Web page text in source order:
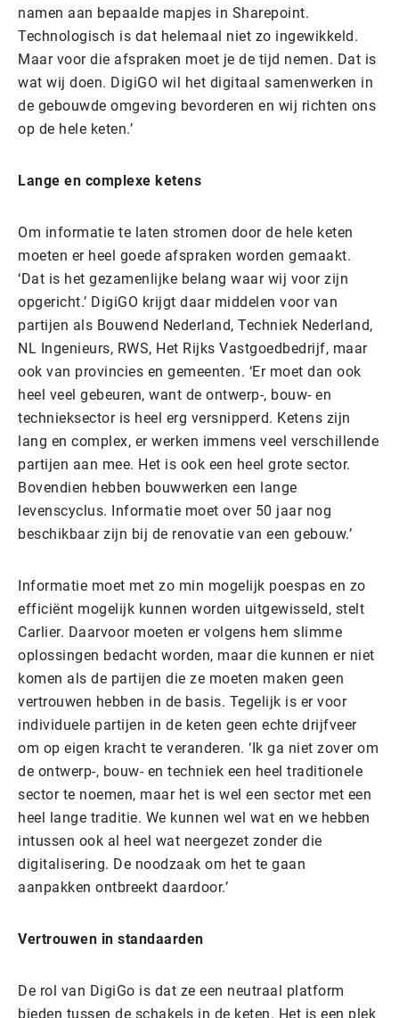
namen aan bepaalde mapjes in Sharepoint.
Technologisch is dat helemaal niet zo ingewikkeld.
Maar voor die afspraken moet je de tijd nemen. Dat is
wat wij doen. DigiGO wil het digitaal samenwerken in
de gebouwde omgeving bevorderen en wij richten ons
op de hele keten.’
Lange en complexe ketens
Om informatie te laten stromen door de hele keten
moeten er heel goede afspraken worden gemaakt.
‘Dat is het gezamenlijke belang waar wij voor zijn
opgericht.’ DigiGO krijgt daar middelen voor van
partijen als Bouwend Nederland, Techniek Nederland,
NL Ingenieurs, RWS, Het Rijks Vastgoedbedrijf, maar
ook van provincies en gemeenten. ‘Er moet dan ook
heel veel gebeuren, want de ontwerp-, bouw- en
technieksector is heel erg versnipperd. Ketens zijn
lang en complex, er werken immens veel verschillende
partijen aan mee. Het is ook een heel grote sector.
Bovendien hebben bouwwerken een lange
levenscyclus. Informatie moet over 50 jaar nog
beschikbaar zijn bij de renovatie van een gebouw.’
Informatie moet met zo min mogelijk poespas en zo
efficiënt mogelijk kunnen worden uitgewisseld, stelt
Carlier. Daarvoor moeten er volgens hem slimme
oplossingen bedacht worden, maar die kunnen er niet
komen als de partijen die ze moeten maken geen
vertrouwen hebben in de basis. Tegelijk is er voor
individuele partijen in de keten geen echte drijfveer
om op eigen kracht te veranderen. ‘Ik ga niet zover om
de ontwerp-, bouw- en techniek een heel traditionele
sector te noemen, maar het is wel een sector met een
heel lange traditie. We kunnen wel wat en we hebben
intussen ook al heel wat neergezet zonder die
digitalisering. De noodzaak om het te gaan
aanpakken ontbreekt daardoor.’
Vertrouwen in standaarden
De rol van DigiGo is dat ze een neutraal platform
bieden tussen de schakels in de keten. Het is een plek